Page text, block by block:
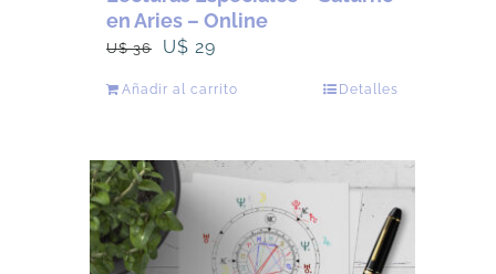
en Aries – Online
U$36
El
U$
36.
U$ 29
U$
Añadir al carrito Detalles